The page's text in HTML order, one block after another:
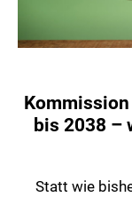
bis 2038 –
Statt wie